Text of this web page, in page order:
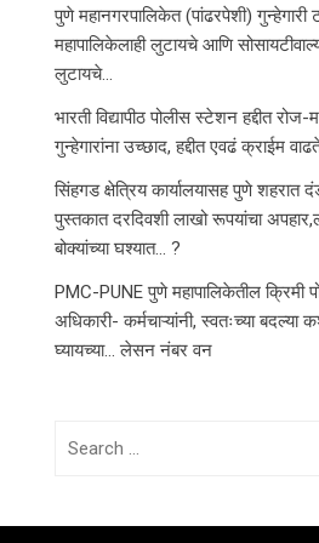
पुणे महानगरपालिकेत (पांढरपेशी) गुन्हेगारी
महापालिकेलाही लुटायचे आणि
लुटायचे…
भारती विद्यापीठ पोलीस स्टेशन हद्दीत रोज-
गुन्हेगारांना उच्छाद, हद्दीत एवढं क्राईम
सिंहगड क्षेत्रिय कार्यालयासह पुणे शहरात
पुस्तकात दरदिवशी लाखो रूपयांचा
बोक्यांच्या घश्यात… ?
PMC-PUNE पुणे महापालिकेतील क्रिमी
अधिकारी- कर्मचाऱ्यांनी, स्वतःच्या बदल्या
घ्यायच्या… लेसन नंबर वन